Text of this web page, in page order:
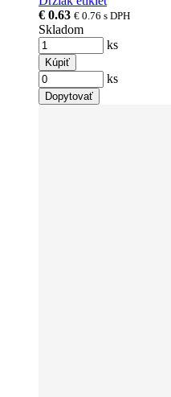
€ 0.63 € 0.76 s DPH
Skladom
ks
Kúpiť
ks
Dopytovať